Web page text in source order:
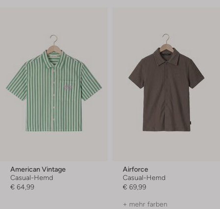
American Vintage
Casual-Hemd
€ 64,99
Airforce
Casual-Hemd
€ 69,99
+ mehr farben